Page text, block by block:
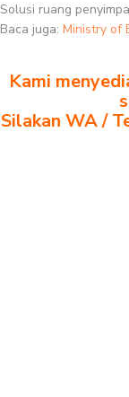
Solusi ruang
Baca juga: Ministry of
Kami
Silakan WA /